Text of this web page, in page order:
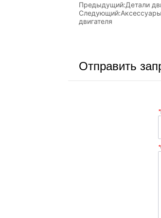
Предыдущий:Детали
Следующий:
двигателя
Отправить
*
*